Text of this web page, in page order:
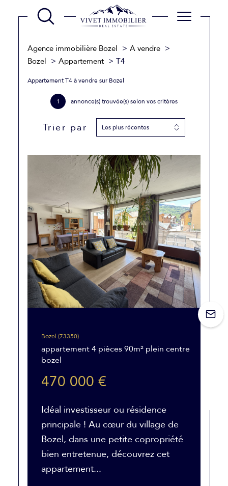
Agence immobilière Bozel
A vendre
Bozel
Appartement T4
Appartement T4 à vendre sur Bozel
1 annonce(s) trouvée(s) selon vos critères
Trier par Les plus récentes
Bozel (73350)
appartement 4 pièces 90m² plein centre
bozel
470 000 €
Idéal investisseur ou résidence
principale ! Au cœur du village de
Bozel, dans une petite copropriété
bien entretenue, découvrez cet
appartement...